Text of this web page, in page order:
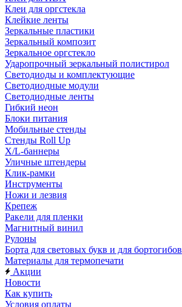
Клеи для оргстекла
Клейкие ленты
Зеркальные пластики
Зеркальный композит
Зеркальное оргстекло
Ударопрочный зеркальный полистирол
Светодиоды и комплектующие
Светодиодные модули
Светодиодные ленты
Гибкий неон
Блоки питания
Мобильные стенды
Стенды Roll Up
X/L-баннеры
Уличные штендеры
Клик-рамки
Инструменты
Ножи и лезвия
Крепеж
Ракели для пленки
Магнитный винил
Рулоны
Борта для световых букв и для бортогибов
Материалы для термопечати
Акции
Новости
Как купить
Условия оплаты